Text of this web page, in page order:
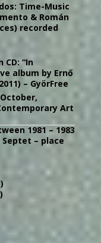
Time-Music
& Román
recorded
“In
album by Ernő
– GyörFree
October,
Art
1981 – 1983
– place